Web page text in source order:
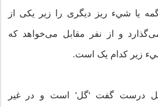
يا شيء ريز ديگرى را زير يکى از
و از نفر مقابل مى‌خواهد که
زير کدام يک است.
درست گفت 'گل' است و در غير